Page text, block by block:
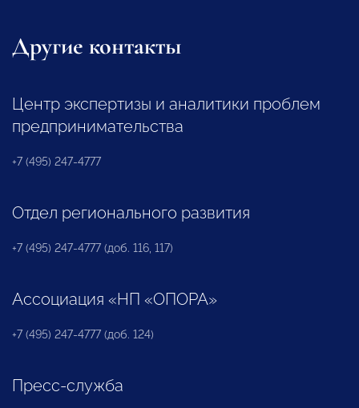
Другие контакты
Центр экспертизы и аналитики проблем
предпринимательства
+7 (495) 247-4777
Отдел регионального развития
+7 (495) 247-4777 (доб. 116, 117)
Ассоциация «НП «ОПОРА»
+7 (495) 247-4777 (доб. 124)
Пресс-служба